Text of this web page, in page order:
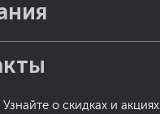
Узнайте о скидках и